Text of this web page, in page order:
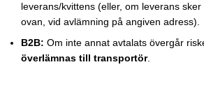
leverans/kvittens (eller, om leverans
ovan, vid avlämning på angiven adress).
B2B: Om inte annat avtalats övergår
överlämnas till transportör.